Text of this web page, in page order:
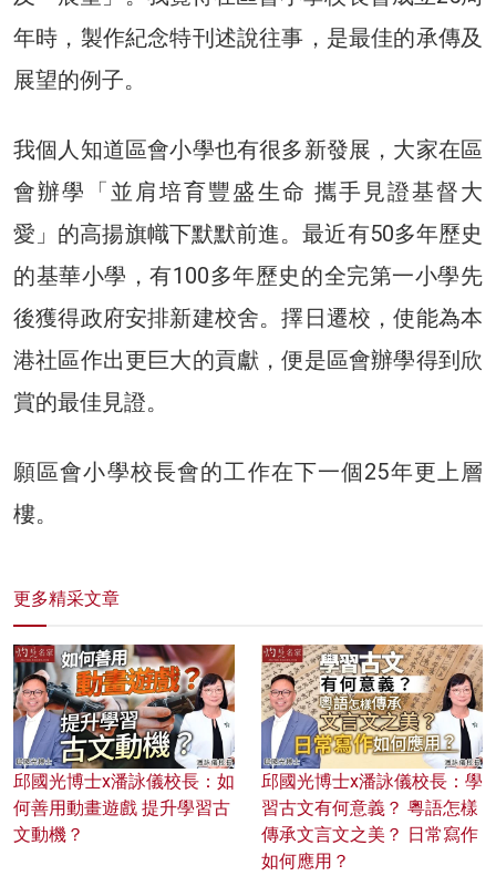
年時，製作紀念特刊述說往事，是最佳的承傳及
展望的例子。
我個人知道區會小學也有很多新發展，大家在區
會辦學「並肩培育豐盛生命 攜手見證基督大
愛」的高揚旗幟下默默前進。最近有50多年歷史
的基華小學，有100多年歷史的全完第一小學先
後獲得政府安排新建校舍。擇日遷校，使能為本
港社區作出更巨大的貢獻，便是區會辦學得到欣
賞的最佳見證。
願區會小學校長會的工作在下一個25年更上層
樓。
更多精采文章
邱國光博士x潘詠儀校長：如
何善用動畫遊戲 提升學習古
文動機？
邱國光博士x潘詠儀校長：學
習古文有何意義？ 粵語怎樣
傳承文言文之美？ 日常寫作
如何應用？